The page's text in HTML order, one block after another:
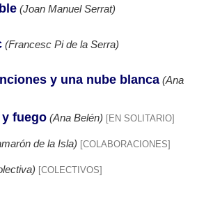
(Joan Manuel Serrat)
(Francesc Pi de la Serra)
y una nube blanca (Ana
y fuego (Ana Belén) [EN SOLITARIO]
de la Isla) [COLABORACIONES]
[COLECTIVOS]